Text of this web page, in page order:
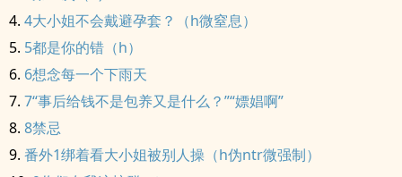
4大小姐不会戴避孕套？（h微窒息）
5都是你的错（h）
6想念每一个下雨天
7“事后给钱不是包养又是什么？”“嫖娼啊”
8禁忌
番外1绑着看大小姐被别人操（h伪ntr微强制）